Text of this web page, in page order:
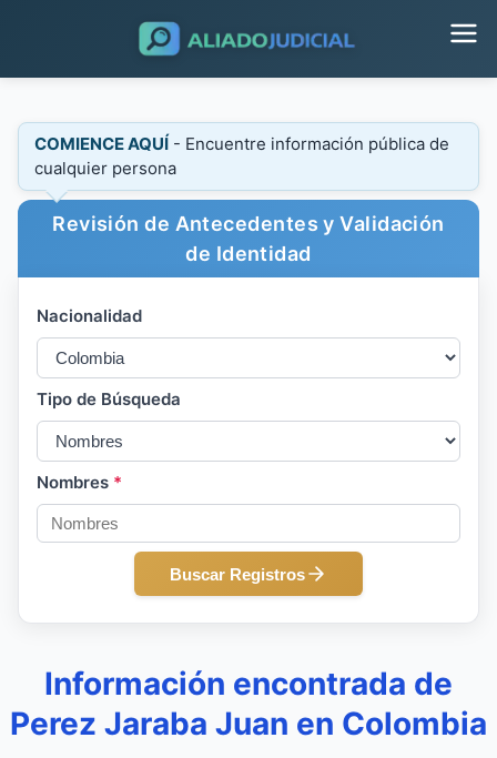
COMIENCE AQUÍ - Encuentre información pública de
cualquier persona
Revisión de Antecedentes y Validación
de Identidad
Nacionalidad
Tipo de Búsqueda
Nombres *
Buscar Registros
Información encontrada de
Perez Jaraba Juan en Colombia